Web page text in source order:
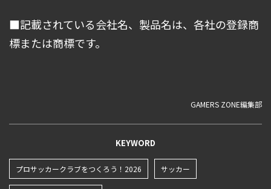
■記載されている会社名、製品名は、各社の登録商
標または商標です。
GAMERS ZONE編集部
KEYWORD
プロサッカークラブをつくろう！2026 サッカー